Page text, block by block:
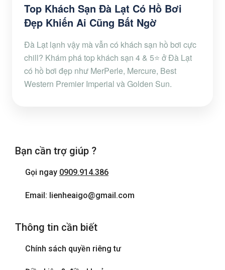
Top Khách Sạn Đà Lạt Có Hồ Bơi
Đẹp Khiến Ai Cũng Bất Ngờ
Đà Lạt lạnh vậy mà vẫn có khách sạn hồ bơi cực
chill? Khám phá top khách sạn 4 & 5⭐ ở Đà Lạt
có hồ bơi đẹp như MerPerle, Mercure, Best
Western Premier Imperial và Golden Sun.
Bạn cần trợ giúp ?
Gọi ngay 0909.914.386
Email: lienheaigo@gmail.com
Thông tin cần biết
Chính sách quyền riêng tư